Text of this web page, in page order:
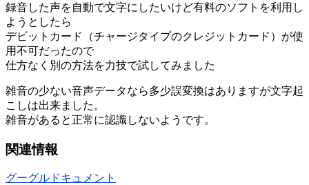
録音した声を自動で文字にしたいけど有料のソフトを利用し
ようとしたら
デビットカード（チャージタイプのクレジットカード）が使
用不可だったので
仕方なく別の方法を力技で試してみました
雑音の少ない音声データなら多少誤変換はありますが文字起
こしは出来ました。
雑音があると正常に認識しないようです。
関連情報
グーグルドキュメント